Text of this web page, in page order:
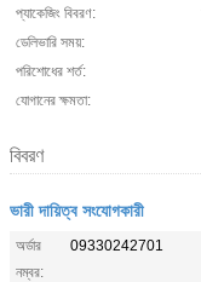
প্যাকেজিং বিবরণ:
ডেলিভারি সময়:
পরিশোধের শর্ত:
যোগানের ক্ষমতা:
বিবরণ
ভারী দায়িত্ব সংযোগকারী
অর্ডার
নম্বর:
09330242701